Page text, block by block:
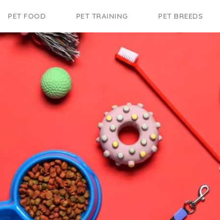
PET FOOD PET TRAINING PET BREEDS